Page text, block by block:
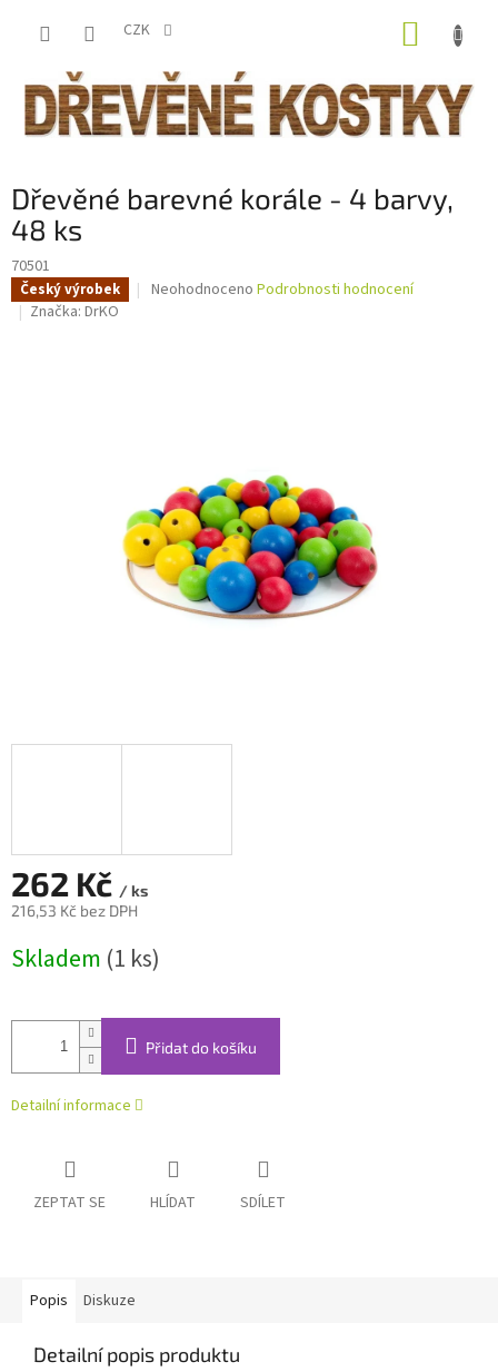
CZK
Dřevěné barevné korále - 4 barvy,
48 ks
70501
Český výrobek
Průměrné
Neohodnoceno Podrobnosti hodnocení
Značka: DrKO
262 Kč / ks
216,53 Kč bez DPH
cena:
Skladem (1 ks)
Přidat do košíku
Detailní informace
ZEPTAT SE HLÍDAT SDÍLET
Popis Diskuze
Detailní popis produktu